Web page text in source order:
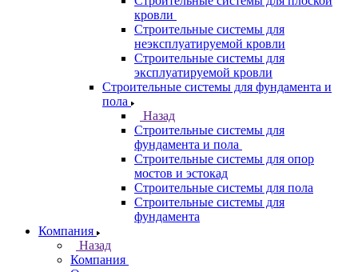
кровли
Строительные системы для
неэксплуатируемой кровли
Строительные системы для
эксплуатируемой кровли
Строительные системы для фундамента и
пола
Назад
Строительные системы для
фундамента и пола
Строительные системы для опор
мостов и эстокад
Строительные системы для пола
Строительные системы для
фундамента
Компания
Назад
Компания